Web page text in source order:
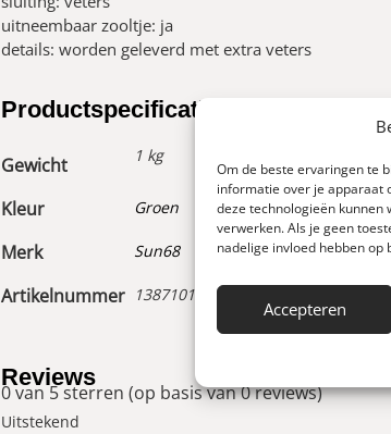
Om de beste ervaringen te
informatie over je apparaat
deze technologieën kunnen
verwerken. Als je geen
nadelige invloed hebben op
Accepteren
uitneembaar zooltje: ja
details: worden geleverd met extra veters
Productspecificaties
Gewicht 1 kg
Kleur Groen
Merk Sun68
Artikelnummer 138710101000
Reviews
0 van 5 sterren (op basis van 0 reviews)
Uitstekend